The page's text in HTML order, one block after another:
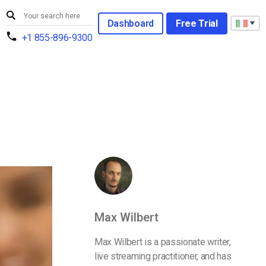
+1 855-896-9300
Dashboard Free Trial
Max Wilbert
Max Wilbert is a passionate writer,
live streaming practitioner, and has